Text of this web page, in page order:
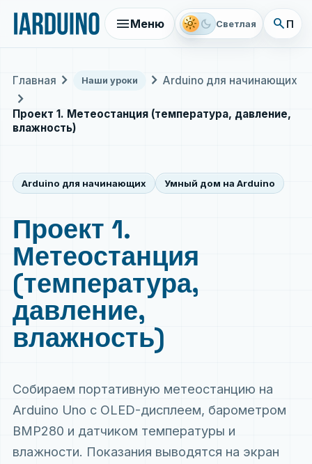
menuМеню light_mode dark_mode Светлая search
Главная chevron_right Наши уроки chevron_right Arduino для начинающих
chevron_right
Проект 1. Метеостанция (температура, давление,
влажность)
Arduino для начинающих Умный дом на Arduino
Проект 1.
Метеостанция
(температура,
давление,
влажность)
Собираем портативную метеостанцию на
Arduino Uno с OLED-дисплеем, барометром
BMP280 и датчиком температуры и
влажности. Показания выводятся на экран